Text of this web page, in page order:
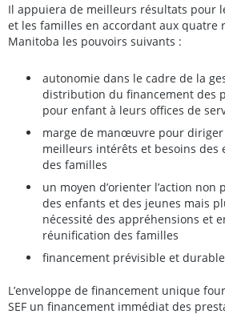
Il appuiera de meilleurs résultats pour
et les familles en accordant aux quatre
Manitoba les pouvoirs suivants :
autonomie dans le cadre de la
distribution du financement des
pour enfant à leurs offices de
marge de manœuvre pour diriger
meilleurs intérêts et besoins des
des familles
un moyen d’orienter l’action
des enfants et des jeunes mais
nécessité des appréhensions et
réunification des familles
financement prévisible et
L’enveloppe de financement unique
SEF un financement immédiat des